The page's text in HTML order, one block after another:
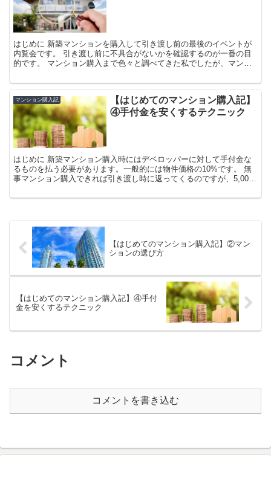
はじめに 新築マンションを購入して引き渡し前の最後のイベントが
内覧会です。 引き渡し前に不具合がないかを確認するのが一番の目
的です。 マンション購入まで色々と調べてきた私でしたが、マンシ
マンション購入記
【はじめてのマンション購入記】
④手付金を安くするテクニック
はじめに 新築マンション購入時にはデベロッパーに対して手付金な
るものを払う必要があります。一般的には物件価格の10%です。 無
事マンション購入できれば引き渡し時に返ってくるのですが、5,000
【はじめてのマンション購入記】②マン
ションの選び方
【はじめてのマンション購入記】④手付
金を安くするテクニック
コメント
コメントを書き込む